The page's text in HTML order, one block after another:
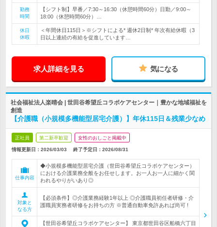
勤務
時間
【シフト制】早番／7:30～16:30（休憩時間60分）日勤／9:00～
18:00（休憩時間60分）…
休日
休暇
＜年間休日115日＞※シフトによる* 週休2日制* 年次有給休暇（3
日以上連続の有給を促進しています…
求人詳細を見る 気になる
社会福祉法人楽晴会 | 世田谷希望丘コラボケアセンター｜豊かな地域福祉を
創造
【介護職（小規模多機能型居宅介護）】年休115日＆残業少なめ
正社員 第二新卒歓迎 女性のおしごと掲載中
情報更新日：2026/03/03 終了予定日： 2026/08/31
仕事内容
◆小規模多機能型居宅介護（世田谷希望丘コラボケアセンター）
における介護業務全般をお任せします。お一人お一人に細かく関
われるやりがいあり◎
対象と
なる方
【必須条件】◎介護業務経験1年以上 ◎介護職員初任者研修・介
護職員実務者研修をお持ちの方 ※普通自動車免許あれば尚可 !
【世田谷希望丘コラボケアセンター】 東京都世田谷区船橋六丁目